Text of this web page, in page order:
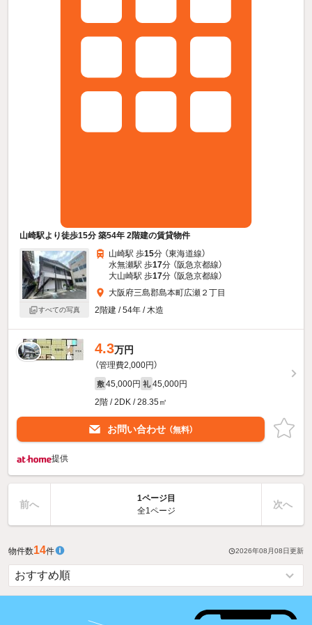
山崎駅より徒歩15分 築54年 2階建の賃貸物件
すべての写真
山崎駅 歩15分 （東海道線）
水無瀬駅 歩17分 （阪急京都線）
大山崎駅 歩17分 （阪急京都線）
大阪府三島郡島本町広瀬２丁目
2階建 / 54年 / 木造
4.3万円
（管理費2,000円）
敷 45,000円 礼 45,000円
2階 / 2DK / 28.35㎡
お問い合わせ （無料）
提供
前へ
1ページ目
全1ページ
次へ
物件数14件 2026年08月08日更新